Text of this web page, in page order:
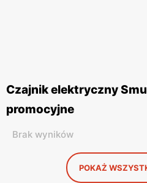
Czajnik elektryczny
promocyjne
Brak wyników
POKAŻ